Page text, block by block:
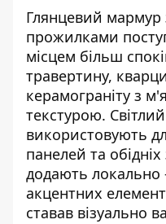
Глянцевий
прожилками
місцем більш
травертину,
керамограніту з
текстурою.
використовують
панелей та
додають локально
акцентних
ставав візуально